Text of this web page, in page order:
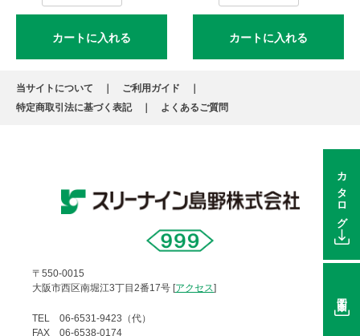
カートに入れる カートに入れる
当サイトについて
ご利用ガイド
特定商取引法に基づく表記
よくあるご質問
カタログ
〒550-0015
大阪市西区南堀江3丁目2番17号 [アクセス]
TEL 06-6531-9423（代）
FAX 06-6538-0174